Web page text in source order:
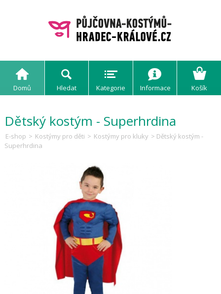
Domů Hledat Kategorie Informace Košík
Dětský kostým - Superhrdina
E-shop > Kostýmy pro děti > Kostýmy pro kluky > Dětský kostým -
Superhrdina